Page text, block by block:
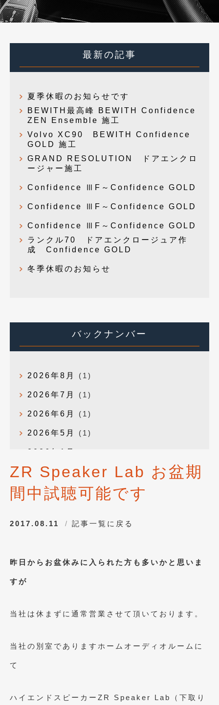
最新の記事
夏季休暇のお知らせです
BEWITH最高峰 BEWITH Confidence
ZEN Ensemble 施工
Volvo XC90 BEWITH Confidence
GOLD 施工
GRAND RESOLUTION ドアエンクロ
ージャー施工
Confidence ⅢF～Confidence GOLD
Confidence ⅢF～Confidence GOLD
Confidence ⅢF～Confidence GOLD
ランクル70 ドアエンクロージュア作
成 Confidence GOLD
冬季休暇のお知らせ
バックナンバー
2026年8月 (1)
2026年7月 (1)
2026年6月 (1)
2026年5月 (1)
2026年1月
2025年12月 (3)
2025年10月(1)
2024年12月 (1)
2024年7月(1)
2023年12月 (2)
2023年9月(1)
ZR Speaker Lab お盆期
間中試聴可能です
2017.08.11 記事一覧に戻る
昨日からお盆休みに入られた方も多いかと思いま
すが
当社は休まずに通常営業させて頂いております。
当社の別室でありますホームオーディオルームに
て
ハイエンドスピーカーZR Speaker Lab（下取り